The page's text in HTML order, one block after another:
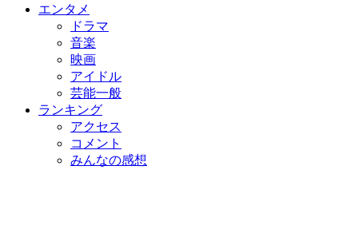
エンタメ
ドラマ
音楽
映画
アイドル
芸能一般
ランキング
アクセス
コメント
みんなの感想